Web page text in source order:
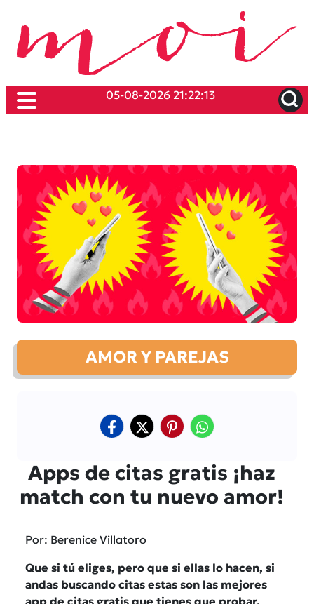
05-08-2026 21:22:13
AMOR Y PAREJAS
Apps de citas gratis ¡haz
match con tu nuevo amor!
Por: Berenice Villatoro
Que si tú eliges, pero que si ellas lo hacen, si
andas buscando citas estas son las mejores
app de citas gratis que tienes que probar.